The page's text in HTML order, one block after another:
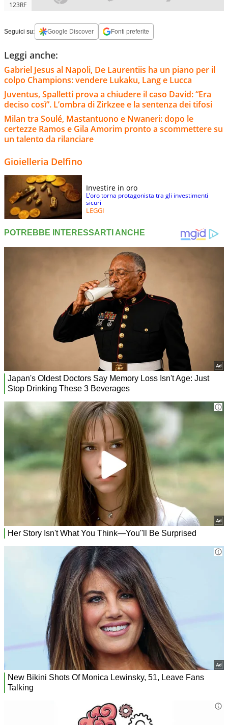
123RF
Seguici su: Google Discover Fonti preferite
Leggi anche:
Gabriel Jesus al Napoli, De Laurentiis ha un piano per il
colpo Champions: vendere Lukaku, Lang e Lucca
Juventus, Spalletti prova a chiudere il caso David: “Era
deciso così”. L’ombra di Zirkzee e la sentenza dei tifosi
Milan tra Soulé, Mastantuono e Nwaneri: dopo le
certezze Ramos e Gila Amorim pronto a scommettere su
un talento da rilanciare
Gioielleria Delfino
Investire in oro
L’oro torna protagonista tra gli investimenti
sicuri
LEGGI